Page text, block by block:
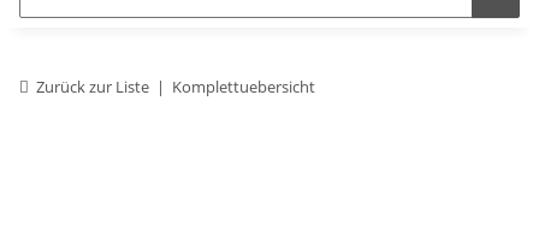
Zurück zur Liste Komplettuebersicht